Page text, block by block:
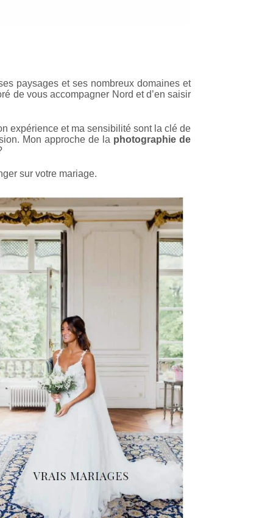
paysages et ses nombreux domaines et
de vous accompagner Nord et d’en saisir
expérience et ma sensibilité sont la clé de
Mon approche de la photographie de
sur votre mariage.